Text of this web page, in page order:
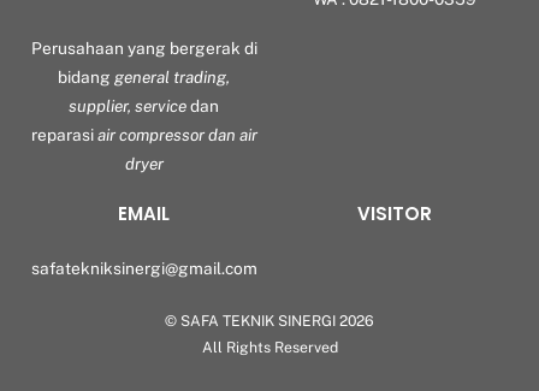
Perusahaan yang bergerak di
bidang general trading,
supplier, servicedan
reparasiair compressor dan air
dryer
EMAIL
safatekniksinergi@gmail.com
VISITOR
© SAFA TEKNIK SINERGI 2026
All Rights Reserved